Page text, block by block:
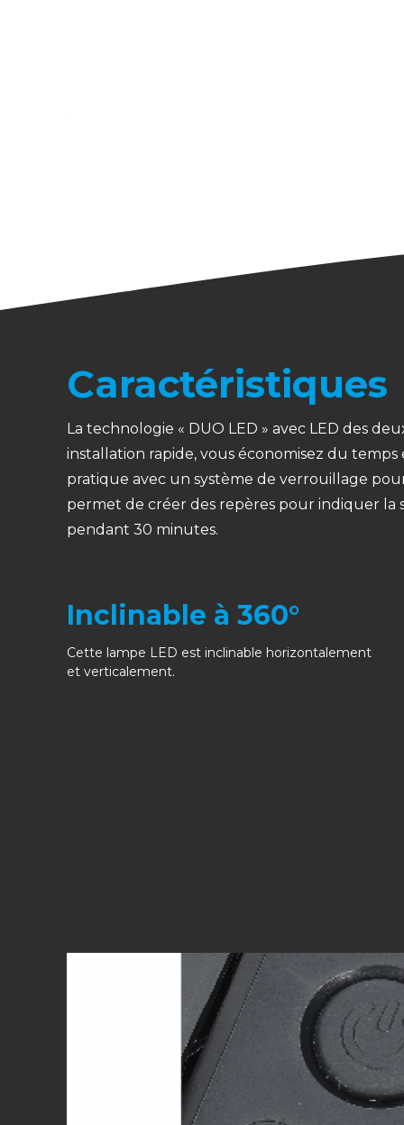
Caractéristiques
La technologie « DUO LED » avec LED des
installation rapide, vous économisez du
pratique avec un système de verrouillage
permet de créer des repères pour indiquer la
pendant 30 minutes.
Inclinable à 360°
Cette lampe LED est inclinable horizontalement
et verticalement.